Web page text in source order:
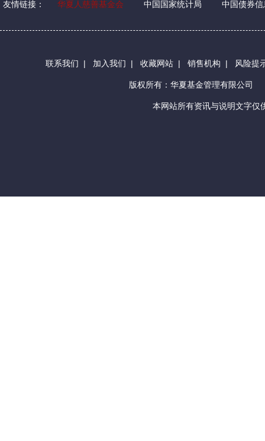
友情链接： 华夏人慈善基金会 中国国家统计局 中国债券信
联系我们 | 加入我们 | 收藏网站 | 销售机构 | 风险提
版权所有：华夏基金管理有限公司
本网站所有资讯与说明文字仅